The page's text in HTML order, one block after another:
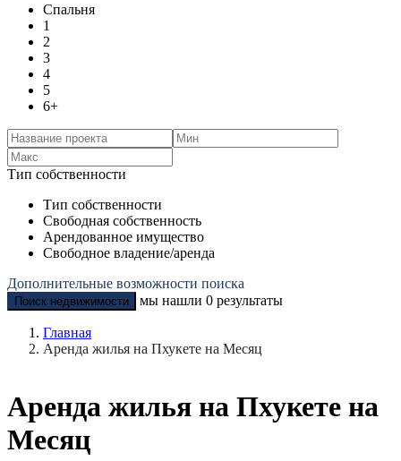
Спальня
1
2
3
4
5
6+
Тип собственности
Тип собственности
Свободная собственность
Арендованное имущество
Свободное владение/аренда
Дополнительные возможности поиска
Поиск недвижимости мы нашли 0 результаты
Главная
Аренда жилья на Пхукете на Месяц
Аренда жилья на Пхукете на
Месяц